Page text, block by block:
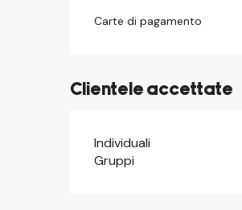
Carte di pagamento
Clientele accettate
Individuali
Gruppi